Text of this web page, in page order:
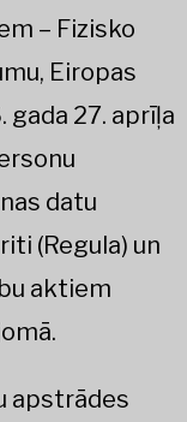
– Fizisko
Eiropas
gada 27. aprīļa
datu
(Regula) un
aktiem
apstrādes